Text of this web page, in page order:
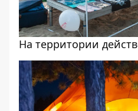
На территории